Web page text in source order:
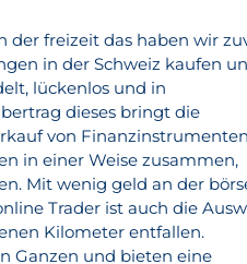
der freizeit das haben wir
in der Schweiz kaufen
lückenlos und in
dieses bringt die
von Finanzinstrumenten
in einer Weise zusammen,
Mit wenig geld an der
Trader ist auch die
Kilometer entfallen.
Ganzen und bieten eine